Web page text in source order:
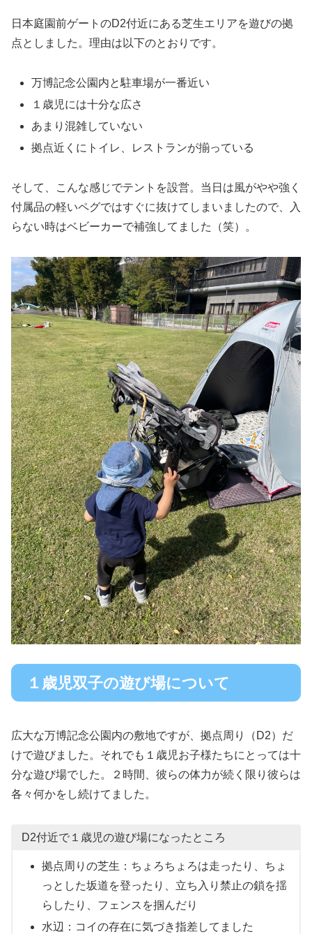
日本庭園前ゲートのD2付近にある芝生エリアを遊びの拠
点としました。理由は以下のとおりです。
万博記念公園内と駐車場が一番近い
１歳児には十分な広さ
あまり混雑していない
拠点近くにトイレ、レストランが揃っている
そして、こんな感じでテントを設営。当日は風がやや強く
付属品の軽いペグではすぐに抜けてしまいましたので、入
らない時はベビーカーで補強してました（笑）。
１歳児双子の遊び場について
広大な万博記念公園内の敷地ですが、拠点周り（D2）だ
けで遊びました。それでも１歳児お子様たちにとっては十
分な遊び場でした。２時間、彼らの体力が続く限り彼らは
各々何かをし続けてました。
D2付近で１歳児の遊び場になったところ
拠点周りの芝生：ちょろちょろは走ったり、ちょ
っとした坂道を登ったり、立ち入り禁止の鎖を揺
らしたり、フェンスを掴んだり
水辺：コイの存在に気づき指差してました